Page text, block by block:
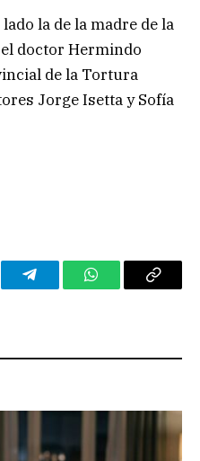
la de la madre de la
doctor Hermindo
de la Tortura
Jorge Isetta y Sofía
TelegramWhatsAppCopy